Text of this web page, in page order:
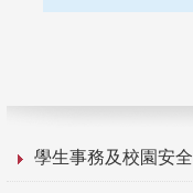
學生事務及校園安全